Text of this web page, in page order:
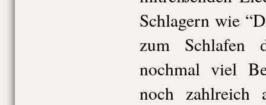
Schlagern wie
zum Schlafen
nochmal viel
noch zahlreich